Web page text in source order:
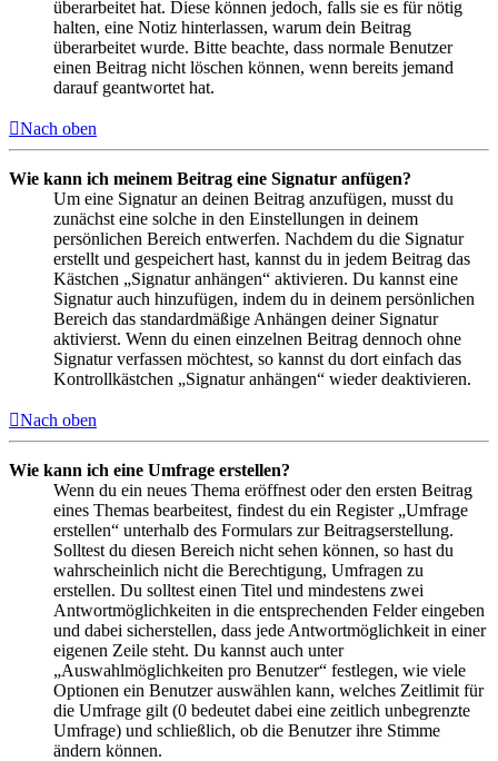
überarbeitet hat. Diese können jedoch, falls sie es für nötig
halten, eine Notiz hinterlassen, warum dein Beitrag
überarbeitet wurde. Bitte beachte, dass normale Benutzer
einen Beitrag nicht löschen können, wenn bereits jemand
darauf geantwortet hat.
Nach oben
Wie kann ich meinem Beitrag eine Signatur anfügen?
Um eine Signatur an deinen Beitrag anzufügen, musst du
zunächst eine solche in den Einstellungen in deinem
persönlichen Bereich entwerfen. Nachdem du die Signatur
erstellt und gespeichert hast, kannst du in jedem Beitrag das
Kästchen „Signatur anhängen“ aktivieren. Du kannst eine
Signatur auch hinzufügen, indem du in deinem persönlichen
Bereich das standardmäßige Anhängen deiner Signatur
aktivierst. Wenn du einen einzelnen Beitrag dennoch ohne
Signatur verfassen möchtest, so kannst du dort einfach das
Kontrollkästchen „Signatur anhängen“ wieder deaktivieren.
Nach oben
Wie kann ich eine Umfrage erstellen?
Wenn du ein neues Thema eröffnest oder den ersten Beitrag
eines Themas bearbeitest, findest du ein Register „Umfrage
erstellen“ unterhalb des Formulars zur Beitragserstellung.
Solltest du diesen Bereich nicht sehen können, so hast du
wahrscheinlich nicht die Berechtigung, Umfragen zu
erstellen. Du solltest einen Titel und mindestens zwei
Antwortmöglichkeiten in die entsprechenden Felder eingeben
und dabei sicherstellen, dass jede Antwortmöglichkeit in einer
eigenen Zeile steht. Du kannst auch unter
„Auswahlmöglichkeiten pro Benutzer“ festlegen, wie viele
Optionen ein Benutzer auswählen kann, welches Zeitlimit für
die Umfrage gilt (0 bedeutet dabei eine zeitlich unbegrenzte
Umfrage) und schließlich, ob die Benutzer ihre Stimme
ändern können.